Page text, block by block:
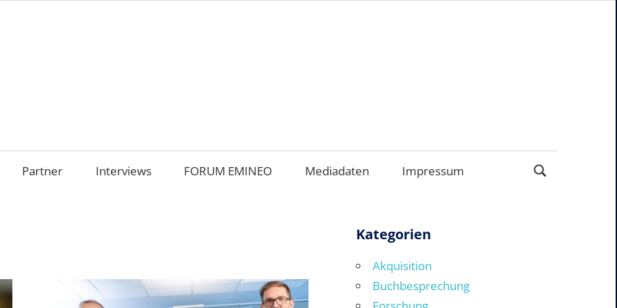
Partner Interviews FORUM EMINEO Mediadaten Impressum
Kategorien
Akquisition
Buchbesprechung